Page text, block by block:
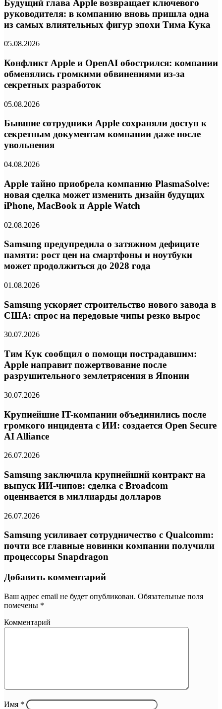
Будущий глава Apple возвращает ключевого
руководителя: в компанию вновь пришла одна
из самых влиятельных фигур эпохи Тима Кука
05.08.2026
Конфликт Apple и OpenAI обострился: компании
обменялись громкими обвинениями из-за
секретных разработок
05.08.2026
Бывшие сотрудники Apple сохраняли доступ к
секретным документам компании даже после
увольнения
04.08.2026
Apple тайно приобрела компанию PlasmaSolve:
новая сделка может изменить дизайн будущих
iPhone, MacBook и Apple Watch
02.08.2026
Samsung предупредила о затяжном дефиците
памяти: рост цен на смартфоны и ноутбуки
может продолжиться до 2028 года
01.08.2026
Samsung ускоряет строительство нового завода в
США: спрос на передовые чипы резко вырос
30.07.2026
Тим Кук сообщил о помощи пострадавшим:
Apple направит пожертвование после
разрушительного землетрясения в Японии
30.07.2026
Крупнейшие IT-компании объединились после
громкого инцидента с ИИ: создается Open Secure
AI Alliance
26.07.2026
Samsung заключила крупнейший контракт на
выпуск ИИ-чипов: сделка с Broadcom
оценивается в миллиарды долларов
26.07.2026
Samsung усиливает сотрудничество с Qualcomm:
почти все главные новинки компании получили
процессоры Snapdragon
Добавить комментарий
Ваш адрес email не будет опубликован. Обязательные поля
помечены *
Комментарий
Имя *